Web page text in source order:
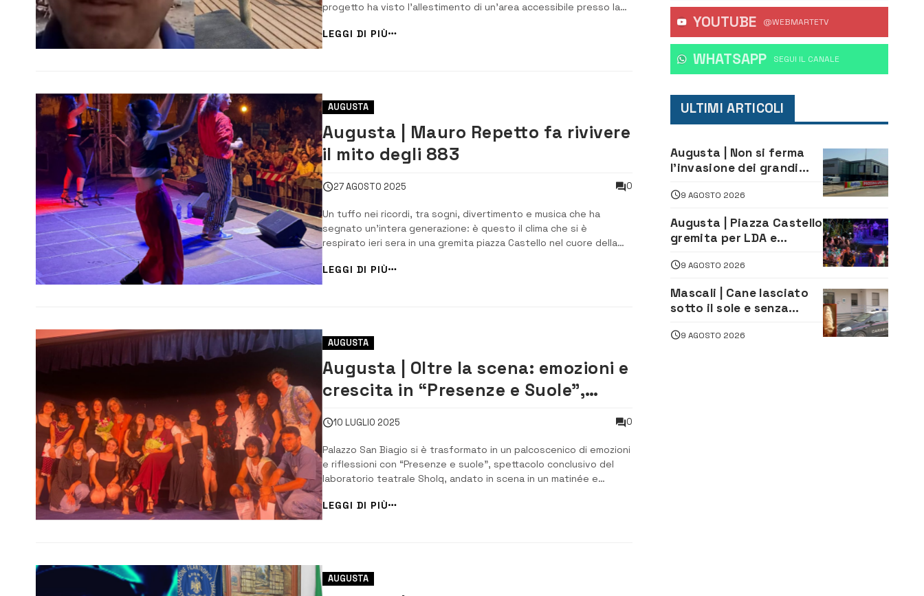
progetto ha visto l’allestimento di un’area accessibile presso la
spiaggia di Agnone Bagni, grazie a una passerella che ha
consentito anche alle persone in carrozzina di accedere al mare in
sicurezza e autonomia. «È st...
LEGGI DI PIÙ
AUGUSTA
Augusta | Mauro Repetto fa rivivere
il mito degli 883
27 AGOSTO 2025 0
Un tuffo nei ricordi, tra sogni, divertimento e musica che ha
segnato un’intera generazione: è questo il clima che si è
respirato ieri sera in una gremita piazza Castello nel cuore della
l’energia e le emozioni senza tempo degli 883, la band che
contribuì a fondare […]
LEGGI DI PIÙ
AUGUSTA
Augusta | Oltre la scena: emozioni e
crescita in “Presenze e Suole”,
teatro a Palazzo S. Biagio
10 LUGLIO 2025 0
Palazzo San Biagio si è trasformato in un palcoscenico di emozioni
e riflessioni con “Presenze e suole”, spettacolo conclusivo del
laboratorio teatrale Sholq, andato in scena in un matinée e
che ha saputo catturare il pubblico grazie a una serie di monologhi
intensi, scelti e interp...
LEGGI DI PIÙ
AUGUSTA
YOUTUBE @WEBMARTETV
WHATSAPP ‎SEGUI IL CANALE
ULTIMI ARTICOLI
Augusta | Non si ferma
l’invasione dei grandi
9 AGOSTO 2026
Augusta | Piazza Castello
gremita per LDA e
ed emozioni per
“Augusta d’Estate”
9 AGOSTO 2026
Mascali | Cane lasciato
sotto il sole e senza
denunciano proprietario
9 AGOSTO 2026